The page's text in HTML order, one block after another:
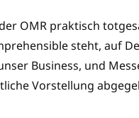
OMR praktisch
steht, auf
Business, und
Vorstellung